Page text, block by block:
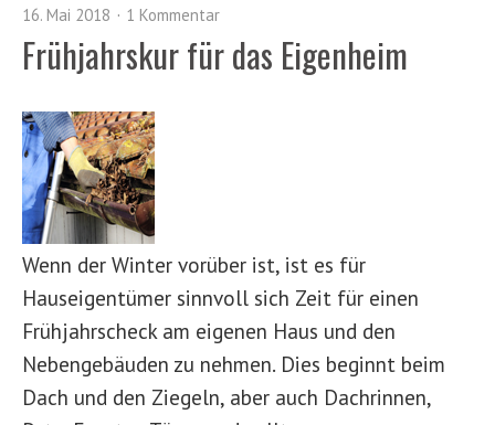
16. Mai 2018 1 Kommentar
Frühjahrskur für das Eigenheim
Wenn der Winter vorüber ist, ist es für
Hauseigentümer sinnvoll sich Zeit für einen
Frühjahrscheck am eigenen Haus und den
Nebengebäuden zu nehmen. Dies beginnt beim
Dach und den Ziegeln, aber auch Dachrinnen,